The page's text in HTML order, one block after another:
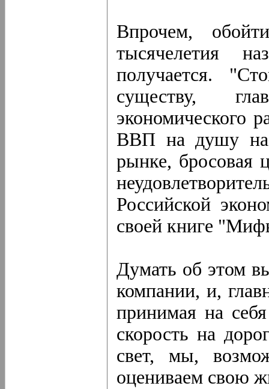
Впрочем,
тысячелетия
получается.
существу,
экономического
ВВП на душу
рынке, бросовая
Российской
своей книге
Думать об этом
компании, и,
принимая на
скорость на
свет, мы,
оцениваем свою